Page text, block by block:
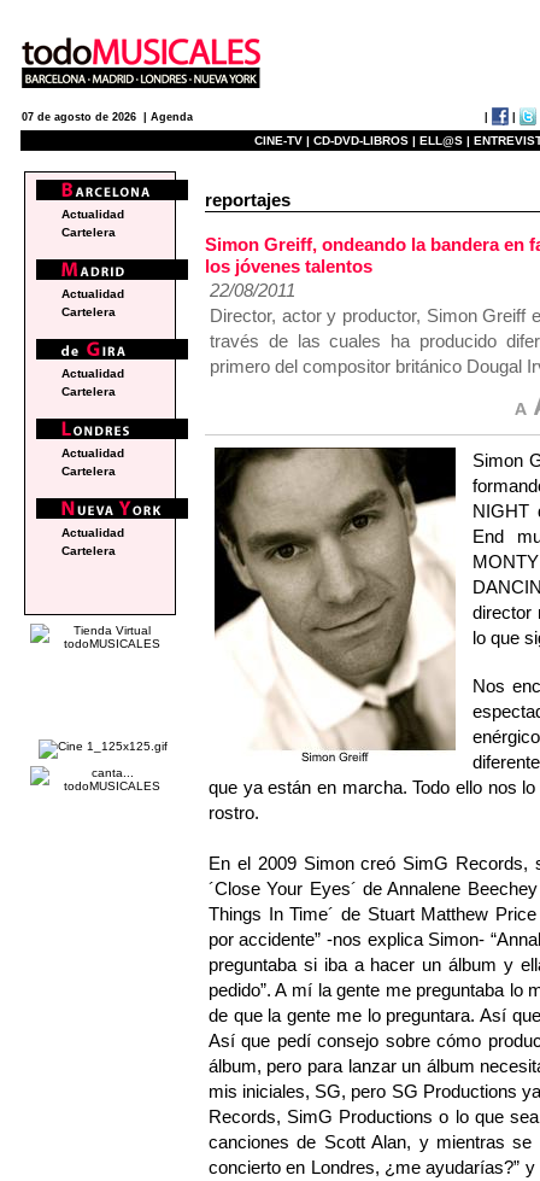
07 de agosto de 2026 | Agenda
CINE-TV | CD-DVD-LIBROS | ELL@S |
reportajes
Simon Greiff, ondeando la bandera en
los jóvenes talentos
22/08/2011
Director, actor y productor, Simon
través de las cuales ha producido
primero del compositor británico Dougal
Simon
NIGHT
End
director
lo que
Nos
que ya están en marcha. Todo ello nos
rostro.
En el 2009 Simon creó SimG Records,
´Close Your Eyes´ de Annalene
Things In Time´ de Stuart Matthew
por accidente” -nos explica Simon-
preguntaba si iba a hacer un álbum y
pedido”. A mí la gente me preguntaba lo
de que la gente me lo preguntara. Así
Así que pedí consejo sobre cómo
álbum, pero para lanzar un álbum
mis iniciales, SG, pero SG Productions
Records, SimG Productions o lo que
canciones de Scott Alan, y mientras
concierto en Londres, ¿me ayudarías?”
Actualidad
Cartelera
Actualidad
Cartelera
Actualidad
Cartelera
Actualidad
Cartelera
Actualidad
Cartelera